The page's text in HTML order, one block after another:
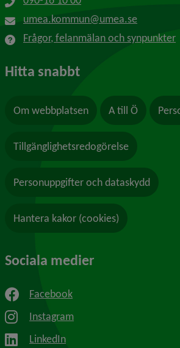
umea.kommun@umea.se
Frågor, felanmälan och synpunkter
Hitta snabbt
Om webbplatsen A till Ö
Tillgänglighetsredogörelse
Personuppgifter och dataskydd
Hantera kakor (cookies)
Sociala medier
Facebook
Instagram
LinkedIn